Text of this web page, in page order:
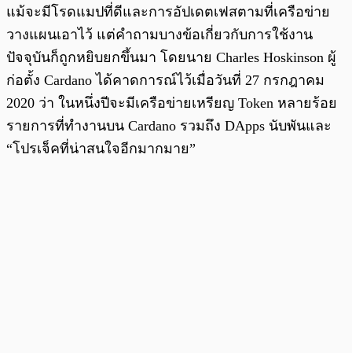
แม้จะมีโรดแมปที่ดีและการอัปเดตเฟสตามที่เครือข่าย
วางแผนเอาไว้ แต่คำถามบางข้อเกี่ยวกับการใช้งาน
ปัจจุบันก็ถูกหยิบยกขึ้นมา โดยนาย Charles Hoskinson ผู้
ก่อตั้ง Cardano ได้คาดการณ์ไว้เมื่อวันที่ 27 กรกฎาคม
2020 ว่า ในหนึ่งปีจะมีเครือข่ายเหรียญ Token หลายร้อย
รายการที่ทำงานบน Cardano รวมถึง DApps นับพันและ
“โปรเจ็คที่น่าสนใจอีกมากมาย”